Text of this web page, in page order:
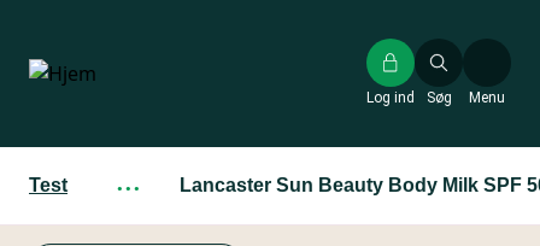
hovedindhold
Søg
Log ind Menu
Test ··· Lancaster Sun Beauty Body Milk SPF